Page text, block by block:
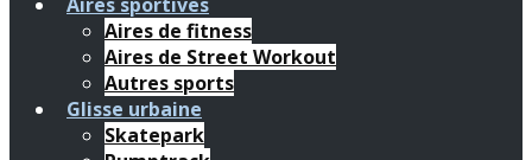
Aires de fitness
Aires de Street Workout
Autres sports
Glisse urbaine
Skatepark